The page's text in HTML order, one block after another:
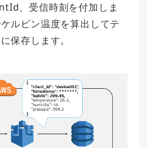
、受信時刻を付加しま
ルビン温度を算出してテ
保存します。